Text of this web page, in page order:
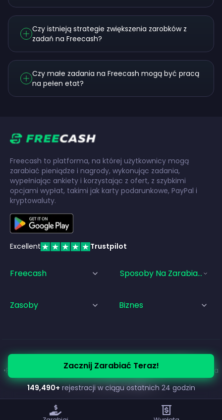
Czy istnieją strategie zwiększenia zarobków z
zadań na Freecash?
Czy małe zadania na Freecash mogą być pracą
na pełen etat?
Zacznij Zarabiać Teraz!
149,490+ rejestracji w ciągu ostatnich 24 godzin
Freecash to platforma, na której użytkownicy mogą
zarabiać pieniądze i nagrody, wykonując zadania,
wypełniając ankiety i korzystając z ofert, z szybkimi
opcjami wypłat, takimi jak karty podarunkowe, PayPal i
kryptowaluty.
Excellent Trustpilot
Freecash Sposoby Na Zarabianie
Zasoby Biznes
© Freecash 2026• Warunki korzystania z usługi
•Polityka Prywatności•Polityka plików cookie•Stopka redakcyjna